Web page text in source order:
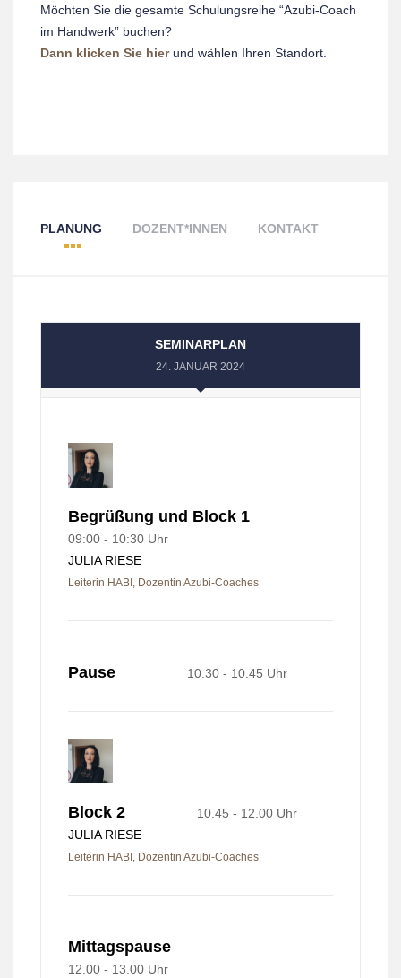
Möchten Sie die gesamte Schulungsreihe “Azubi-Coach
im Handwerk” buchen?
Dann klicken Sie hierund wählen Ihren Standort.
PLANUNG DOZENT*INNEN KONTAKT
SEMINARPLAN
24. JANUAR 2024
Begrüßung und Block 1
09:00 - 10:30 Uhr
JULIA RIESE
Leiterin HABI, Dozentin Azubi-Coaches
Pause 10.30 - 10.45 Uhr
Block 2
10.45 - 12.00 Uhr
JULIA RIESE
Leiterin HABI, Dozentin Azubi-Coaches
Mittagspause
12.00 - 13.00 Uhr